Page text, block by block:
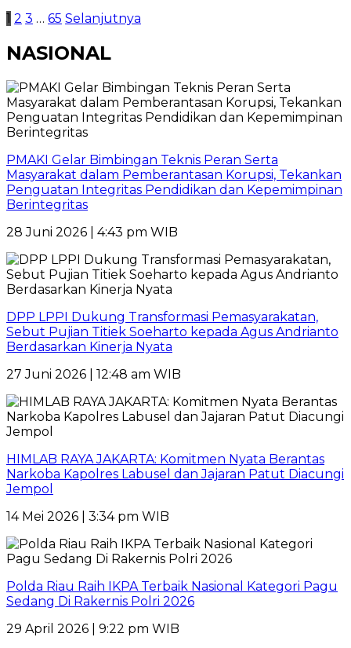
Paginasi
pos
1 2 3 … 65 Selanjutnya
NASIONAL
PMAKI Gelar Bimbingan Teknis Peran Serta
Masyarakat dalam Pemberantasan Korupsi, Tekankan
Penguatan Integritas Pendidikan dan Kepemimpinan
Berintegritas
28 Juni 2026 | 4:43 pm WIB
DPP LPPI Dukung Transformasi Pemasyarakatan,
Sebut Pujian Titiek Soeharto kepada Agus Andrianto
Berdasarkan Kinerja Nyata
27 Juni 2026 | 12:48 am WIB
HIMLAB RAYA JAKARTA: Komitmen Nyata Berantas
Narkoba Kapolres Labusel dan Jajaran Patut Diacungi
Jempol
14 Mei 2026 | 3:34 pm WIB
Polda Riau Raih IKPA Terbaik Nasional Kategori Pagu
Sedang Di Rakernis Polri 2026
29 April 2026 | 9:22 pm WIB